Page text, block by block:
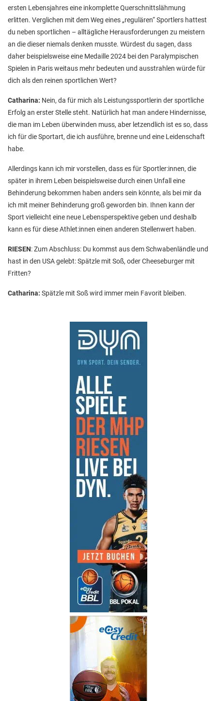
ersten Lebensjahres eine inkomplette Querschnittslähmung
erlitten. Verglichen mit dem Weg eines „regulären“ Sportlers hattest
du neben sportlichen – alltägliche Herausforderungen zu meistern
an die dieser niemals denken musste. Würdest du sagen, dass
daher beispielsweise eine Medaille 2024 bei den Paralympischen
Spielen in Paris weitaus mehr bedeuten und ausstrahlen würde für
dich als den reinen sportlichen Wert?
Catharina: Nein, da für mich als Leistungssportlerin der sportliche
Erfolg an erster Stelle steht. Natürlich hat man andere Hindernisse,
die man im Leben überwinden muss, aber letzendlich ist es so, dass
ich für die Sportart, die ich ausführe, brenne und eine Leidenschaft
habe.
Allerdings kann ich mir vorstellen, dass es für Sportler:innen, die
später in ihrem Leben beispielsweise durch einen Unfall eine
Behinderung bekommen haben anders sein könnte, als bei mir da
ich mit meiner Behinderung groß geworden bin. Ihnen kann der
Sport vielleicht eine neue Lebensperspektive geben und deshalb
kann es für diese Athlet:innen einen anderen Stellenwert haben.
RIESEN: Zum Abschluss: Du kommst aus dem Schwabenländle und
hast in den USA gelebt: Spätzle mit Soß, oder Cheeseburger mit
Fritten?
Catharina: Spätzle mit Soß wird immer mein Favorit bleiben.